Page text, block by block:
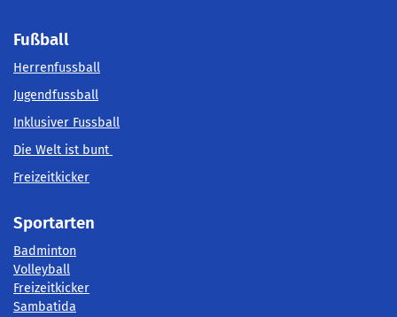
Fußball
Herrenfussball
Jugendfussball
Inklusiver Fussball
Die Welt ist bunt
Freizeitkicker
Sportarten
Badminton
Volleyball
Freizeitkicker
Sambatida